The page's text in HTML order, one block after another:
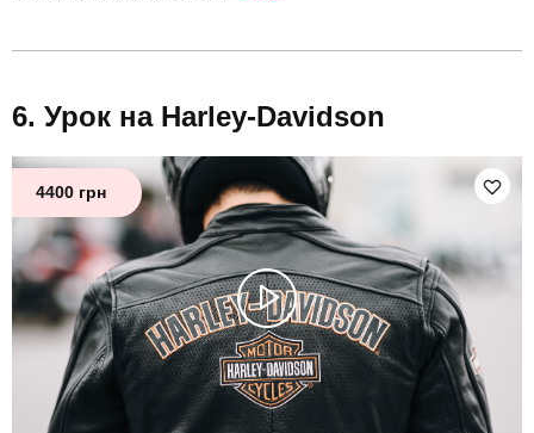
Урок на Harley-Davidson
4400 грн